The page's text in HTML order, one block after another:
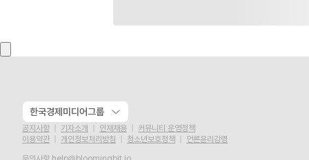
한국경제미디어그룹
공지사항 기자소개 인재채용
커뮤니티 운영정책
이용약관
개인정보처리방침 청소년보호정책
언론윤리강령